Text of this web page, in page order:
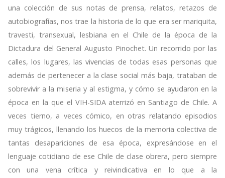
una colección de sus notas de prensa, relatos, retazos de
autobiografías, nos trae la historia de lo que era ser mariquita,
travesti, transexual, lesbiana en el Chile de la época de la
Dictadura del General Augusto Pinochet. Un recorrido por las
calles, los lugares, las vivencias de todas esas personas que
además de pertenecer a la clase social más baja, trataban de
sobrevivir a la miseria y al estigma, y cómo se ayudaron en la
época en la que el VIH-SIDA aterrizó en Santiago de Chile. A
veces tierno, a veces cómico, en otras relatando episodios
muy trágicos, llenando los huecos de la memoria colectiva de
tantas desapariciones de esa época, expresándose en el
lenguaje cotidiano de ese Chile de clase obrera, pero siempre
con una vena crítica y reivindicativa en lo que a la